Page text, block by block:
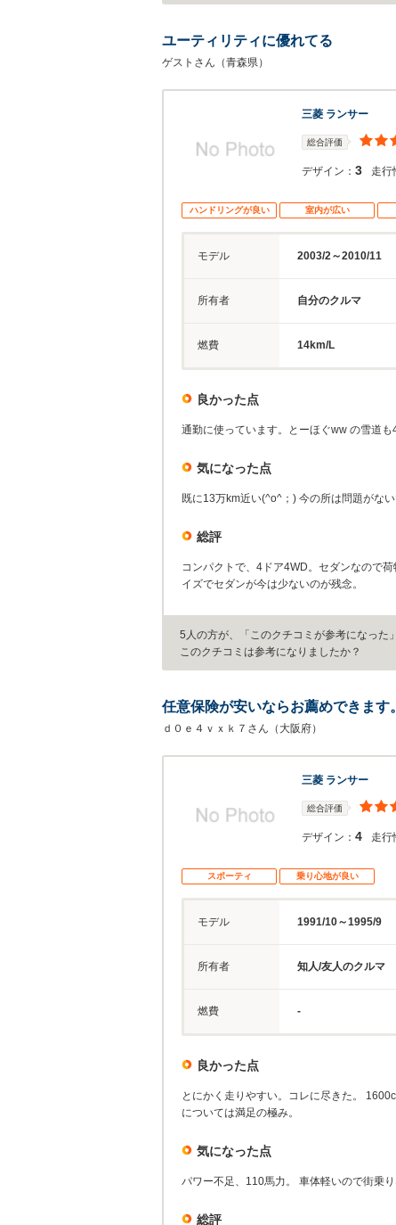
ユーティリティに優れてる
ゲストさん（青森県）
三菱 ランサー
総合評価
デザイン： 3 走行
ハンドリングが良い 室内が広い
モデル 2003/2～2010/11
所有者 自分のクルマ
燃費 14km/L
良かった点
通勤に使っています。とーほぐww の雪道
気になった点
既に13万km近い(^o^；) 今の所は問題がな
総評
コンパクトで、4ドア4WD。セダンなので
イズでセダンが今は少ないのが残念。
5人の方が、「このクチコミが参考になった
このクチコミは参考になりましたか？
任意保険が安いならお薦めできます。
ｄ０ｅ４ｖｘｋ７さん（大阪府）
三菱 ランサー
総合評価
デザイン： 4 走行
スポーティ 乗り心地が良い
モデル 1991/10～1995/9
所有者 知人/友人のクルマ
燃費 -
良かった点
とにかく走りやすい。コレに尽きた。
については満足の極み。
気になった点
パワー不足、110馬力。 車体軽いので街乗り
総評